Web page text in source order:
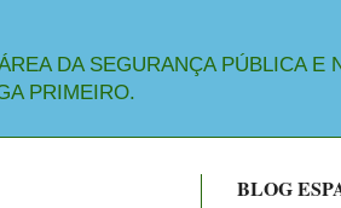
DA SEGURANÇA PÚBLICA E
PRIMEIRO.
BLOG